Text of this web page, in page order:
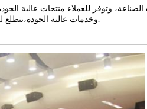
وخدمات عالية الجودة،نتطلع للمستقبل، الشركة واثقة من تحقيق إنجازات أكبر في مجال آلات الأغذية.